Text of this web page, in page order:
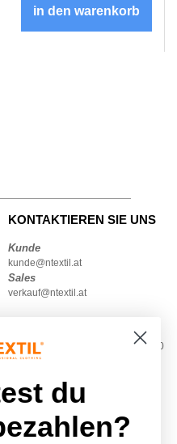
KONTAKTIEREN SIE UNS
Kunde
kunde@ntextil.at
Sales
verkauf@ntextil.at
Montag – Donnerstag: 10:00–13:00
& 14:00–17:30
Freitag: 10:00–14:00
du